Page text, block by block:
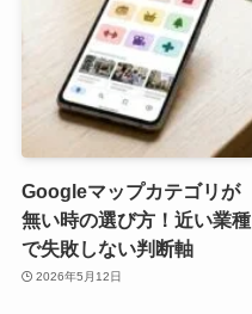
Googleマップカテゴリが
無い時の選び方！近い業種
で失敗しない判断軸
2026年5月12日